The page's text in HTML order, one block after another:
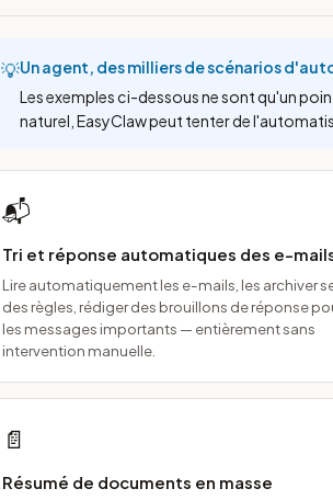
💡Un agent, des milliers de scénarios
Les exemples ci-dessous ne sont qu'un
naturel, EasyClaw peut tenter de
📬
Tri et réponse automatiques des e-
Lire automatiquement les e-mails, les archiver
des règles, rédiger des brouillons de réponse
les messages importants — entièrement sans
intervention manuelle.
📄
Résumé de documents en masse